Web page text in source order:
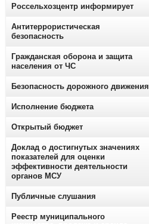
Россельхозцентр информирует
Антитеррористическая
безопасность
Гражданская оборона и защита
населения от ЧС
Безопасность дорожного движения
Исполнение бюджета
Открытый бюджет
Доклад о достигнутых значениях
показателей для оценки
эффективности деятельности
органов МСУ
Публичные слушания
Реестр муниципального